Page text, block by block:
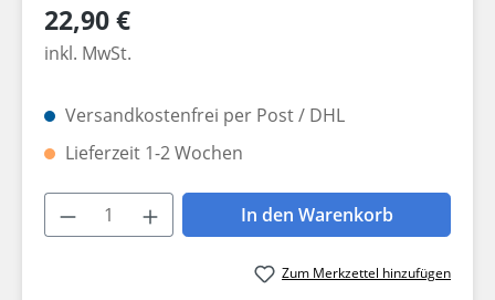
Regulärer Preis:
22,90 €
inkl. MwSt.
Versandkostenfrei per Post / DHL
Lieferzeit 1-2 Wochen
Produkt Anzahl: Gib den
In den Warenkorb
Zum Merkzettel hinzufügen